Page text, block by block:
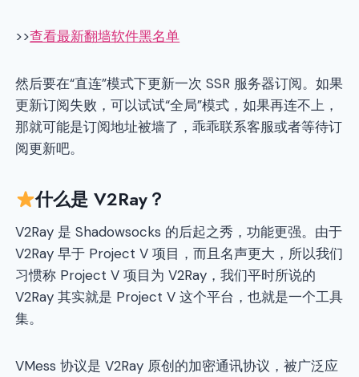
>>查看最新翻墙软件黑名单
然后要在“直连”模式下更新一次 SSR 服务器订阅。如果
更新订阅失败，可以试试“全局”模式，如果再连不上，
那就可能是订阅地址被墙了，乖乖联系客服或者等待订
阅更新吧。
什么是 V2Ray？
V2Ray 是 Shadowsocks 的后起之秀，功能更强。由于
V2Ray 早于 Project V 项目，而且名声更大，所以我们
习惯称 Project V 项目为 V2Ray，我们平时所说的
V2Ray 其实就是 Project V 这个平台，也就是一个工具
集。
VMess 协议是 V2Ray 原创的加密通讯协议，被广泛应